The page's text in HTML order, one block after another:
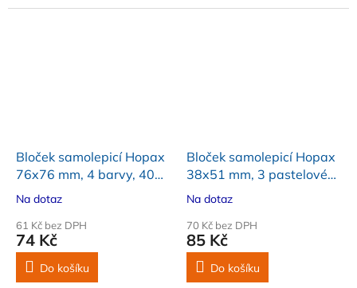
Po odlepení nezanechávají
Po odlepení nezanechávají
Bloček samolepicí Hopax
76x76 mm, 4 barvy, 400
lístků
Na dotaz
61 Kč bez DPH
74 Kč
Do košíku
Bloček samolepicí Hopax
38x51 mm, 3 pastelové
barvy, 12x100 lístků
Na dotaz
70 Kč bez DPH
85 Kč
Do košíku